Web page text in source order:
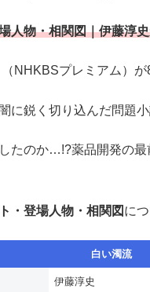
人物・相関図｜伊藤淳
NHKBSプレミアム）が
に鋭く切り込んだ問題小
たのか…!?薬品開発の
・登場人物・相関図 につ
白い濁流
伊藤淳史